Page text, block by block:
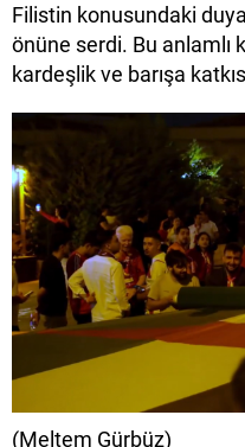
Filistin konusundaki
önüne serdi. Bu anlamlı
kardeşlik ve barışa
(Meltem Gürbüz)